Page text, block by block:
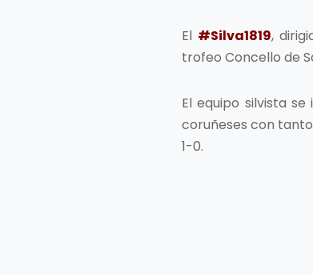
El #Silva1819,
trofeo Concello de
El equipo silvista
coruñeses con
1-0.